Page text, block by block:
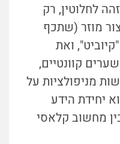
לחלוטין, רק
מוזר (שתכף
ואת
קוונטיים,
מניפולציות על
יחידת הידע
מחשוב קלאסי